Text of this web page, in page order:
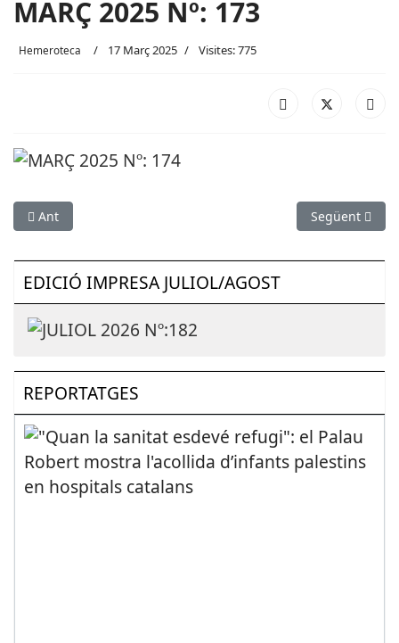
MARÇ 2025 Nº: 173
Hemeroteca 17 Març 2025 Visites: 775
Article anterior: MAIG 2025 Nº: 175
Ant Article
Següent
EDICIÓ IMPRESA JULIOL/AGOST
REPORTATGES